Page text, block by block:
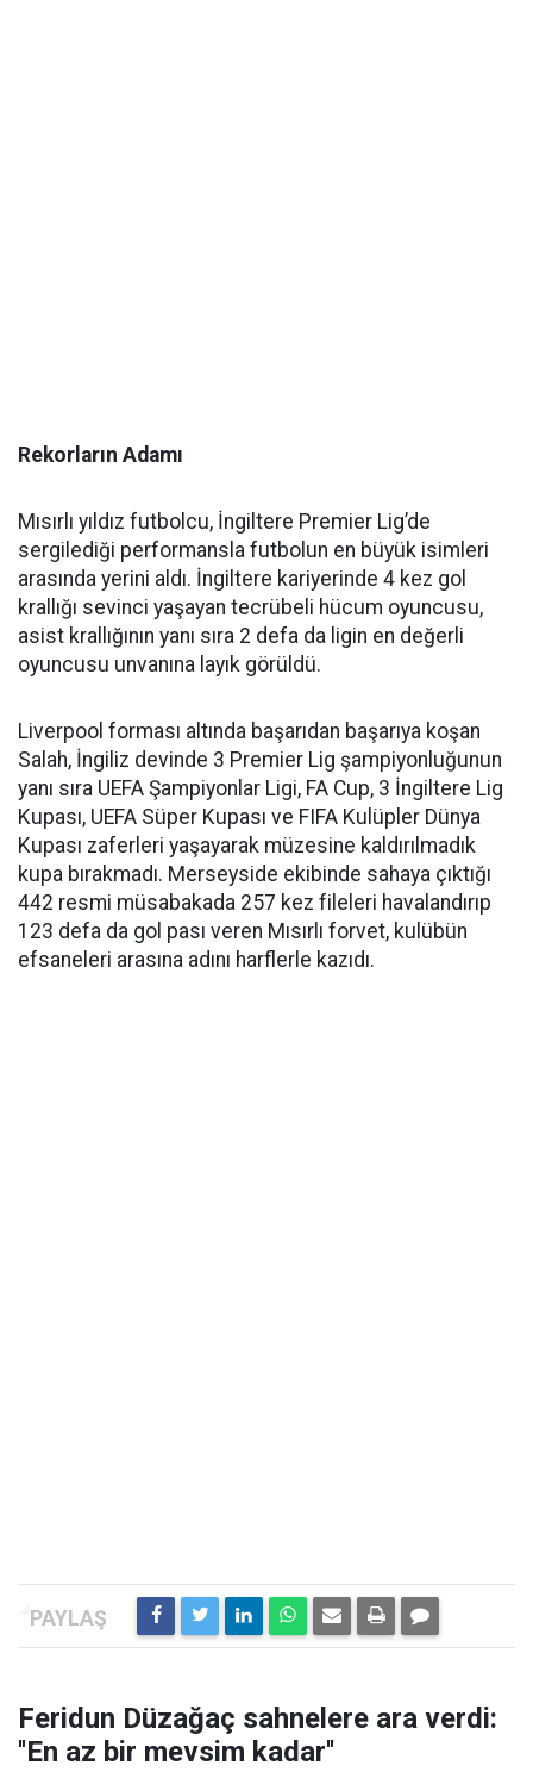
Rekorların Adamı
Mısırlı yıldız futbolcu, İngiltere Premier Lig’de
sergilediği performansla futbolun en büyük isimleri
arasında yerini aldı. İngiltere kariyerinde 4 kez gol
krallığı sevinci yaşayan tecrübeli hücum oyuncusu,
asist krallığının yanı sıra 2 defa da ligin en değerli
oyuncusu unvanına layık görüldü.
Liverpool forması altında başarıdan başarıya koşan
Salah, İngiliz devinde 3 Premier Lig şampiyonluğunun
yanı sıra UEFA Şampiyonlar Ligi, FA Cup, 3 İngiltere Lig
Kupası, UEFA Süper Kupası ve FIFA Kulüpler Dünya
Kupası zaferleri yaşayarak müzesine kaldırılmadık
kupa bırakmadı. Merseyside ekibinde sahaya çıktığı
442 resmi müsabakada 257 kez fileleri havalandırıp
123 defa da gol pası veren Mısırlı forvet, kulübün
efsaneleri arasına adını harflerle kazıdı.
Feridun Düzağaç sahnelere ara verdi:
''En az bir mevsim kadar''